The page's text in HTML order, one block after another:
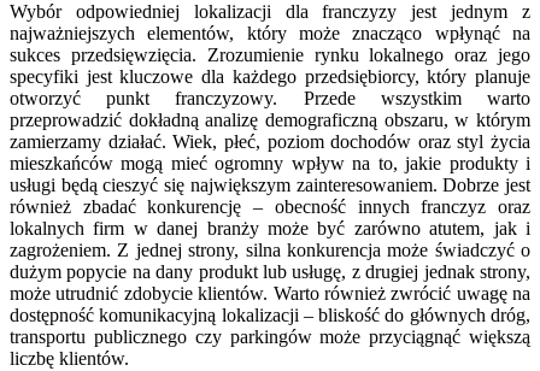
Wybór odpowiedniej lokalizacji dla franczyzy jest jednym z
najważniejszych elementów, który może znacząco wpłynąć na
sukces przedsięwzięcia. Zrozumienie rynku lokalnego oraz jego
specyfiki jest kluczowe dla każdego przedsiębiorcy, który planuje
otworzyć punkt franczyzowy. Przede wszystkim warto
przeprowadzić dokładną analizę demograficzną obszaru, w którym
zamierzamy działać. Wiek, płeć, poziom dochodów oraz styl życia
mieszkańców mogą mieć ogromny wpływ na to, jakie produkty i
usługi będą cieszyć się największym zainteresowaniem. Dobrze jest
również zbadać konkurencję – obecność innych franczyz oraz
lokalnych firm w danej branży może być zarówno atutem, jak i
zagrożeniem. Z jednej strony, silna konkurencja może świadczyć o
dużym popycie na dany produkt lub usługę, z drugiej jednak strony,
może utrudnić zdobycie klientów. Warto również zwrócić uwagę na
dostępność komunikacyjną lokalizacji – bliskość do głównych dróg,
transportu publicznego czy parkingów może przyciągnąć większą
liczbę klientów.